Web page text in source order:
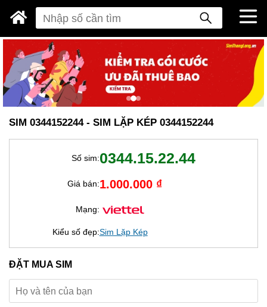
SIM 0344152244 - SIM LẶP KÉP 0344152244
Số sim:0344.15.22.44
Giá bán:1.000.000 ₫
Mạng:
Kiểu số đẹp:Sim Lặp Kép
ĐẶT MUA SIM